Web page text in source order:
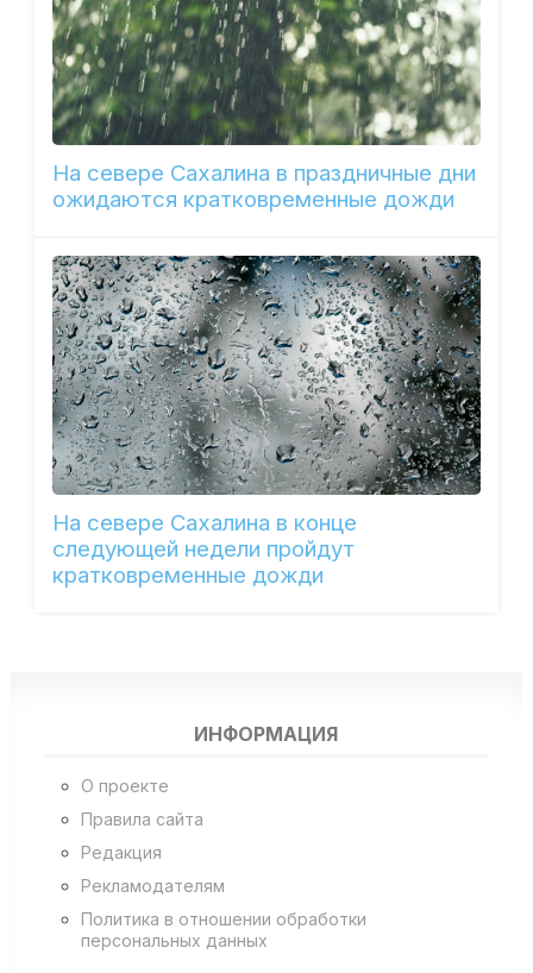
На севере Сахалина в праздничные дни
ожидаются кратковременные дожди
На севере Сахалина в конце
следующей недели пройдут
кратковременные дожди
ИНФОРМАЦИЯ
О проекте
Правила сайта
Редакция
Рекламодателям
Политика в отношении обработки
персональных данных